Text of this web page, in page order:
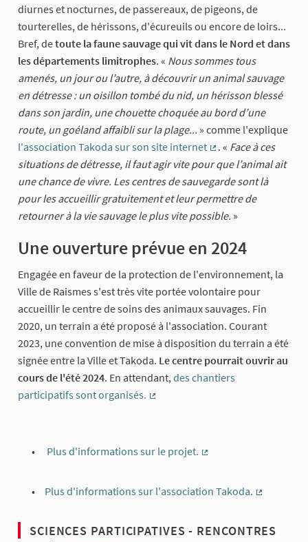
diurnes et nocturnes, de passereaux, de pigeons, de
tourterelles, de hérissons, d'écureuils ou encore de loirs...
Bref, detoute la faune sauvage qui vit dans le Nord et dans
les départements limitrophes. « Nous sommes tous
amenés, un jour ou l’autre, à découvrir un animal sauvage
en détresse : un oisillon tombé du nid, un hérisson blessé
dans son jardin, une chouette choquée au bord d’une
route, un goéland affaibli sur la plage... » comme l'explique
l'association Takoda sur son site internet
(Lien externe)
. « Face à ces
situations de détresse, il faut agir vite pour que l’animal ait
une chance de vivre. Les centres de sauvegarde sont là
pour les accueillir gratuitement et leur permettre de
retourner à la vie sauvage le plus vite possible. »
Une ouverture prévue en 2024
Engagée en faveur de la protection de l'environnement, la
Ville de Raismes s'est très vite portée volontaire pour
accueillir le centre de soins des animaux sauvages. Fin
2020, un terrain a été proposé à l'association. Courant
2023, une convention de mise à disposition du terrain a été
signée entre la Ville et Takoda. Le centre pourrait ouvrir au
cours de l'été 2024. En attendant,des chantiers
participatifs sont organisés.
Plus d'informations sur le projet.
Plus d'informations sur l'association Takoda.
SCIENCES PARTICIPATIVES - RENCONTRES